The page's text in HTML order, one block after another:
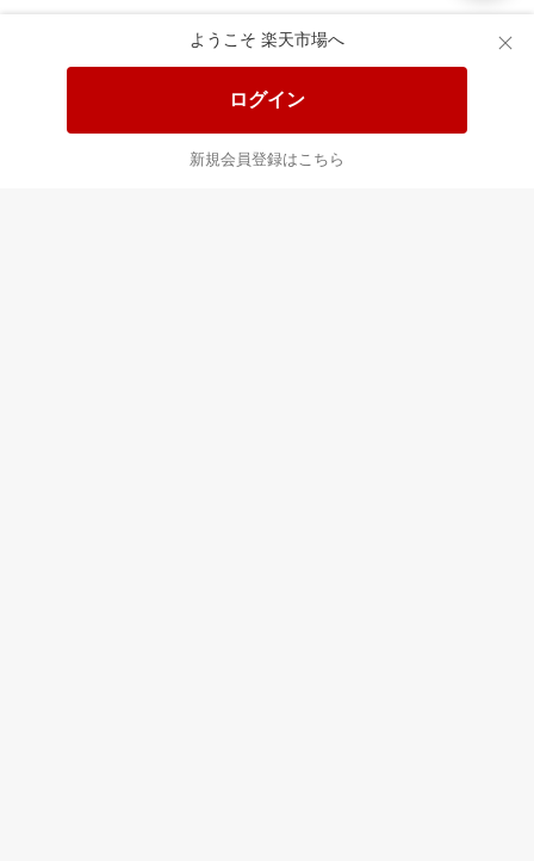
ようこそ 楽天市場へ
ログイン
新規会員登録はこちら
楽天にお店を開きませんか？
楽天ショッピングサービスご利用規約